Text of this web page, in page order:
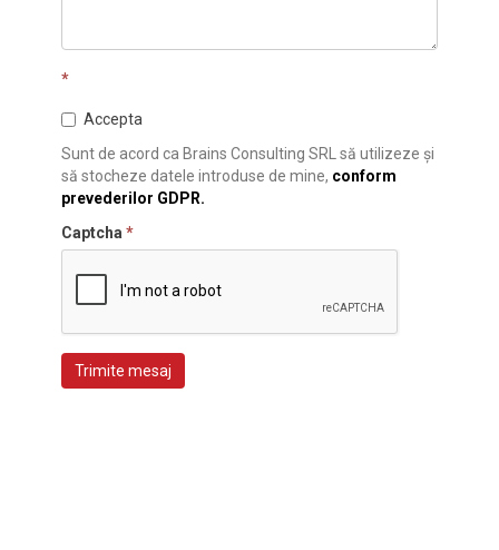
*
Accepta
Sunt de acord ca Brains Consulting SRL să utilizeze și
să stocheze datele introduse de mine, conform
prevederilor GDPR.
Captcha *
Trimite mesaj